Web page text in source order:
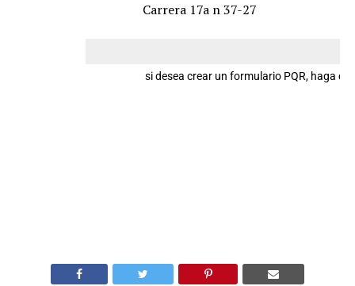
Carrera 17a n 37-27
si desea crear un formulario PQR, haga